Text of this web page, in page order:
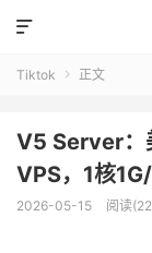

Tiktok  正文
V5 Server：
VPS，1核
2026-05-15 阅读